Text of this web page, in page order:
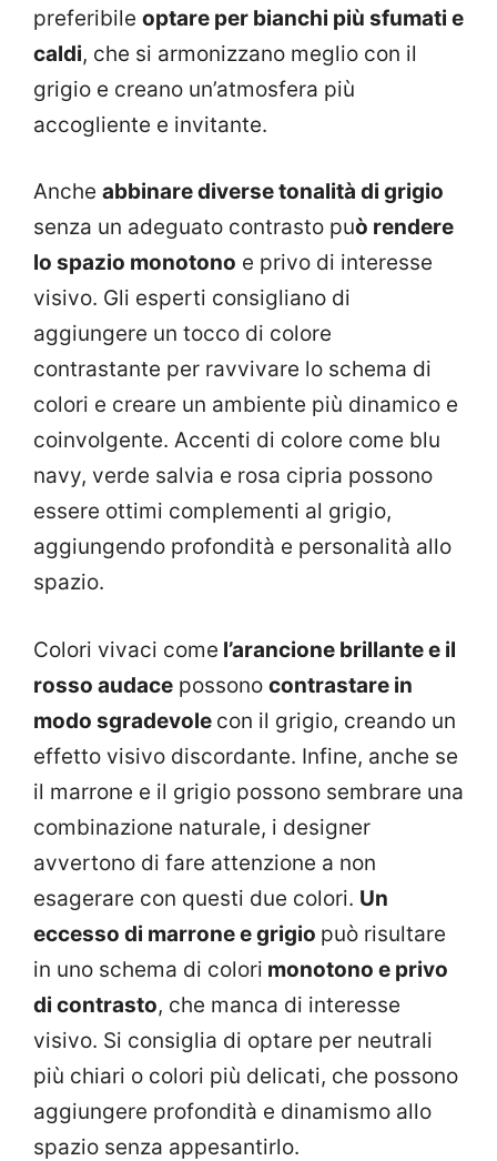
preferibile optare per bianchi più sfumati e
caldi, che si armonizzano meglio con il
grigio e creano un’atmosfera più
accogliente e invitante.
Anche abbinare diverse tonalità di grigio
senza un adeguato contrasto può rendere
lo spazio monotono e privo di interesse
visivo. Gli esperti consigliano di
aggiungere un tocco di colore
contrastante per ravvivare lo schema di
colori e creare un ambiente più dinamico e
coinvolgente. Accenti di colore come blu
navy, verde salvia e rosa cipria possono
essere ottimi complementi al grigio,
aggiungendo profondità e personalità allo
spazio.
Colori vivaci come l’arancione brillante e il
rosso audace possono contrastare in
modo sgradevole con il grigio, creando un
effetto visivo discordante. Infine, anche se
il marrone e il grigio possono sembrare una
combinazione naturale, i designer
avvertono di fare attenzione a non
esagerare con questi due colori. Un
eccesso di marrone e grigio può risultare
in uno schema di colori monotono e privo
di contrasto, che manca di interesse
visivo. Si consiglia di optare per neutrali
più chiari o colori più delicati, che possono
aggiungere profondità e dinamismo allo
spazio senza appesantirlo.